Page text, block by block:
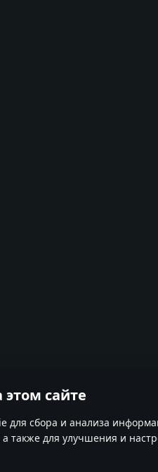
сайте
сбора и анализа
также для улучшения и